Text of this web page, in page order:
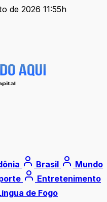
de 2026 11:55h
Brasil
Mundo
Entretenimento
de Fogo